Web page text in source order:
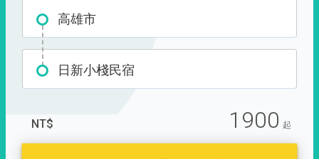
高雄市
日新小棧民宿
NT$ 1900 起